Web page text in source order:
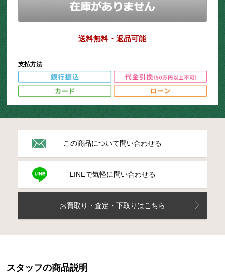
送料無料・返品可能
支払方法
この商品について問い合わせる
LINEで気軽に問い合わせる
お買取り・査定・下取りはこちら
スタッフの商品説明